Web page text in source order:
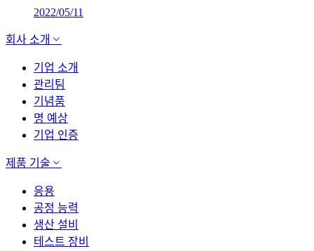
2022/05/11
회사 소개
기업 소개
관리팀
기념품
명 예상
기업 인증
제품 기술
응용
공정 능력
생산 설비
테스트 장비